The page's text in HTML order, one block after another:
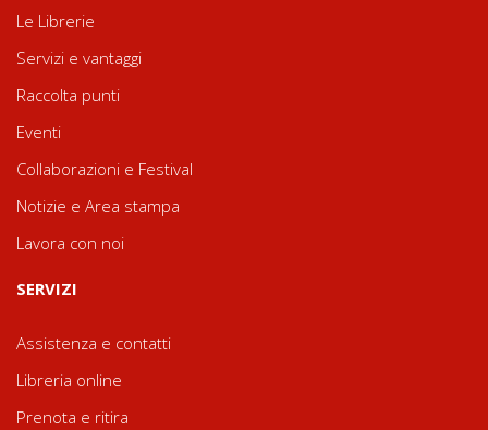
Le Librerie
Servizi e vantaggi
Raccolta punti
Eventi
Collaborazioni e Festival
Notizie e Area stampa
Lavora con noi
SERVIZI
Assistenza e contatti
Libreria online
Prenota e ritira